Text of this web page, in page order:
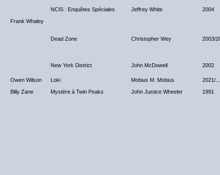
Frank Whaley
NCIS : Enquêtes Spéciales Jeffrey White 2004
Dead Zone Christopher Wey 2003/
New York District John McDowell 2002
Owen Wilson Loki Mobius M. Mobius
2021/...
Billy Zane
Mystère à Twin Peaks John Justice Wheeler 1991